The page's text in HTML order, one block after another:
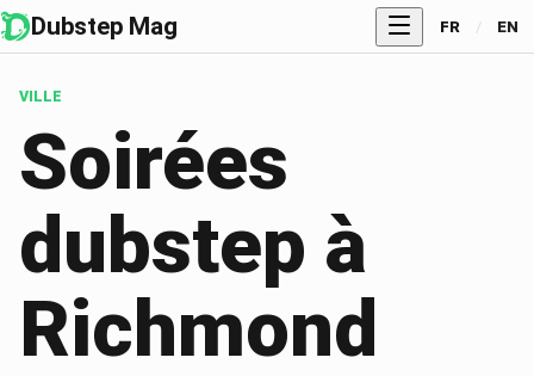
Dubstep Mag FR / EN
VILLE
Soirées
dubstep à
Richmond